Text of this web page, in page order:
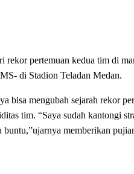
pertemuan kedua tim di
di Stadion Teladan Medan.
bisa mengubah sejarah rekor
tim. “Saya sudah kantongi
memberikan